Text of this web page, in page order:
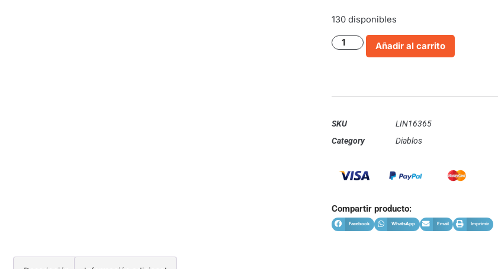
130 disponibles
Añadir al carrito
SKU
LIN16365
Category
Diablos
Compartir producto:
Facebook WhatsApp Email Imprimir